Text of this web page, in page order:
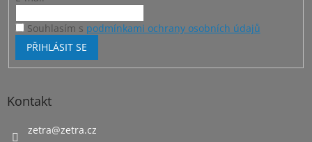
Souhlasím s podmínkami ochrany osobních údajů
PŘIHLÁSIT SE
Kontakt
zetra@zetra.cz